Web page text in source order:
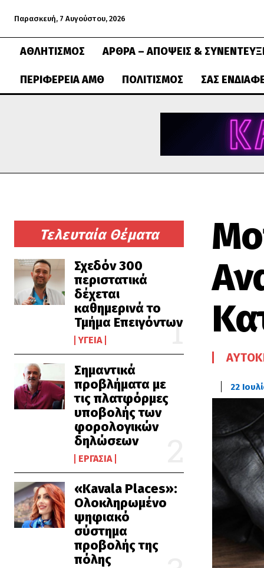
Παρασκευή, 7 Αυγούστου, 2026
ΑΘΛΗΤΙΣΜΌΣ ΆΡΘΡΑ – ΑΠΌΨΕΙΣ &
ΠΕΡΙΦΈΡΕΙΑ ΑΜΘ ΠΟΛΙΤΙΣΜΌΣ ΣΑΣ
Τελευταία Θέματα
Σχεδόν 300
περιστατικά
δέχεται
καθημερινά το
Τμήμα Επειγόντων
ΥΓΕΊΑ
Σημαντικά
προβλήματα με
τις πλατφόρμες
υποβολής των
φορολογικών
δηλώσεων
ΕΡΓΑΣΊΑ
«Kavala Places»:
Ολοκληρωμένο
ψηφιακό
σύστημα
προβολής της
πόλης
22